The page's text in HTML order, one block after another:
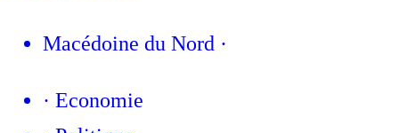
Macédoine du Nord ·
· Economie